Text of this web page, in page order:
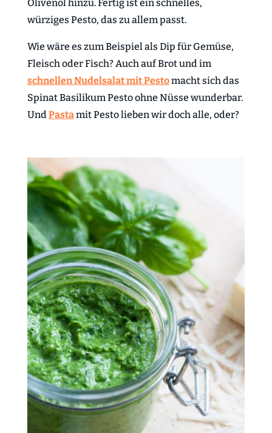
Olivenöl hinzu. Fertig ist ein schnelles,
würziges Pesto, das zu allem passt.
Wie wäre es zum Beispiel als Dip für Gemüse,
Fleisch oder Fisch? Auch auf Brot und im
schnellen Nudelsalat mit Pestomacht sich das
Spinat Basilikum Pesto ohne Nüsse wunderbar.
UndPastamit Pesto lieben wir doch alle, oder?